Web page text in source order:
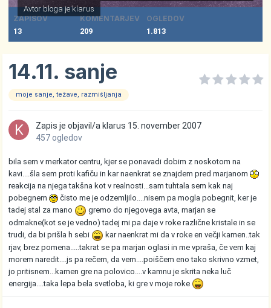
Avtor bloga jeklarus
ZAPISOV
13
KOMENTARJEV
209
OGLEDOV
1.813
14.11. sanje
moje sanje, težave, razmišljanja
Zapis je objavil/a klarus 15. november 2007
457 ogledov
bila sem v merkator centru, kjer se ponavadi dobim z noskotom na
kavi....šla sem proti kafiču in kar naenkrat se znajdem pred marjanom
reakcija na njega takšna kot v realnosti...sam tuhtala sem kak naj
pobegnem
čisto me je odzemljilo....nisem pa mogla pobegnit, ker je
tadej stal za mano
gremo do njegovega avta, marjan se
odmakne(kot se je vedno) tadej mi pa daje v roke različne kristale in se
trudi, da bi prišla h sebi
kar naenkrat mi da v roke en večji kamen..tak
rjav, brez pomena.....takrat se pa marjan oglasi in me vpraša, če vem kaj
morem naredit....js pa rečem, da vem....poiščem eno tako skrivno vzmet,
jo pritisnem...kamen gre na polovico....v kamnu je skrita neka luč
energija....taka lepa bela svetloba, ki gre v moje roke